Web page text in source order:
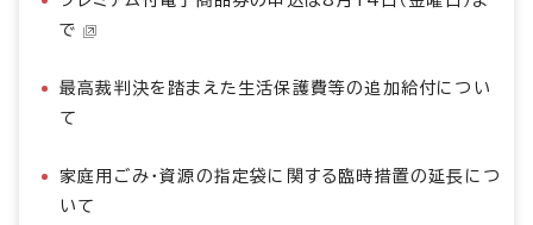
で
最高裁判決を踏まえた生活保護費等の追加給付につい
て
家庭用ごみ・資源の指定袋に関する臨時措置の延長につ
いて